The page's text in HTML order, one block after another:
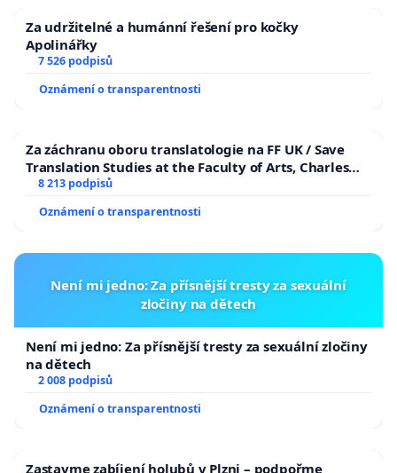
Za udržitelné a humánní řešení pro kočky
Apolinářky
7 526 podpisů
Oznámení o transparentnosti
Za záchranu oboru translatologie na FF UK / Save
Translation Studies at the Faculty of Arts, Charles
University
8 213 podpisů
Oznámení o transparentnosti
Není mi jedno: Za přísnější tresty za sexuální
zločiny na dětech
Není mi jedno: Za přísnější tresty za sexuální zločiny
na dětech
2 008 podpisů
Oznámení o transparentnosti
Zastavme zabíjení holubů v Plzni – podpořme